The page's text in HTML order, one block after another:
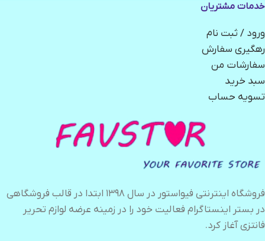
خدمات مشتریان
ورود / ثبت نام
رهگیری سفارش
سفارشات من
سبد خرید
تسویه حساب
فروشگاه اینترنتی فیواستور در سال ۱۳۹۸ ابتدا در قالب فروشگاهی
در بستر اینستاگرام فعالیت خود را در زمینه عرضه لوازم تحریر
فانتزی آغاز کرد.